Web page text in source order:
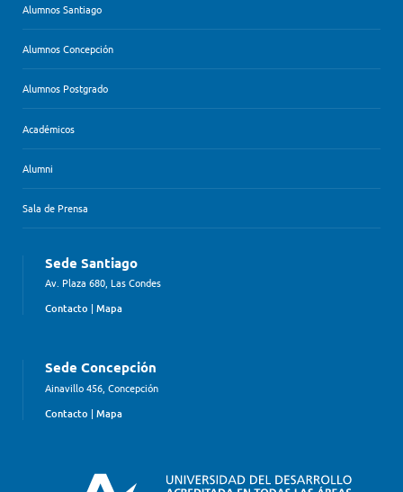
Alumnos Santiago
Alumnos Concepción
Alumnos Postgrado
Académicos
Alumni
Sala de Prensa
Sede Santiago
Av. Plaza 680, Las Condes
Contacto | Mapa
Sede Concepción
Ainavillo 456, Concepción
Contacto | Mapa